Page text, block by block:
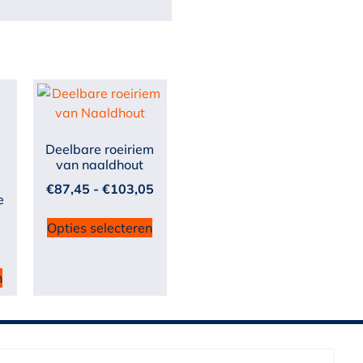
Deelbare roeiriem
van naaldhout
€87,45 - €103,05
Opties selecteren